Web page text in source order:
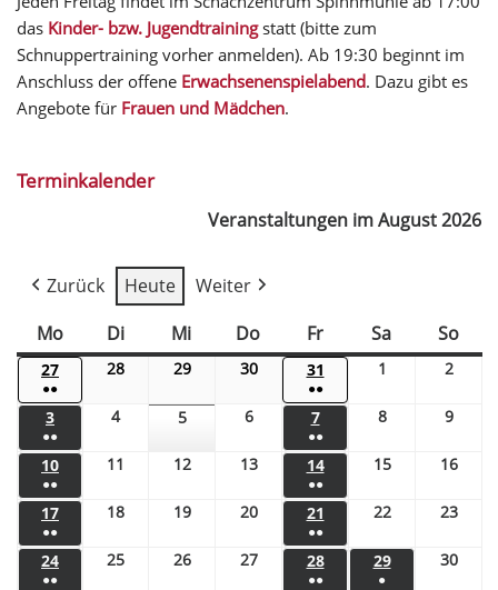
das Kinder- bzw. Jugendtrainingstatt (bitte zum
Schnuppertraining vorher anmelden). Ab 19:30 beginnt im
Anschluss der offene Erwachsenenspielabend. Dazu gibt es
Angebote für Frauen und Mädchen.
Terminkalender
Veranstaltungen im August 2026
Zurück Heute
Weiter
Mo
Di Mi Do Fr Sa So
27
●●
28 29 30 31
●●
1 2
3
●●
4 5 6 7
●●
8 9
10
●●
11 12 13 14
●●
15 16
17
●●
18 19 20 21
●●
22 23
24
●●
25 26 27 28
●●
29
●
30